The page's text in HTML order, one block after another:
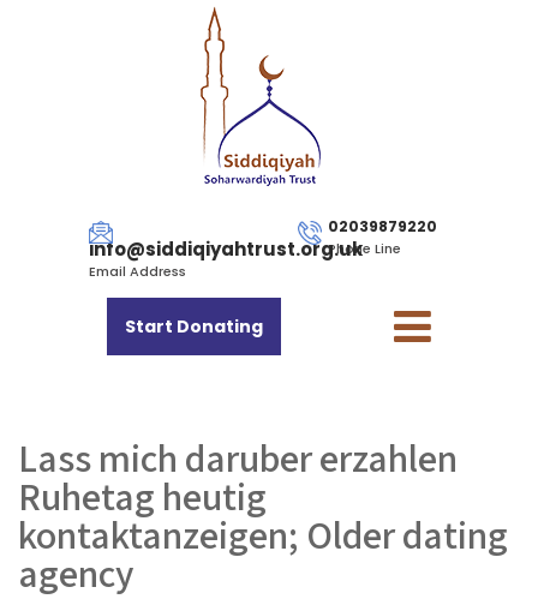
info@siddiqiyahtrust.org.uk
Email Address
02039879220
Phone Line
Start Donating
Lass mich daruber erzahlen
Ruhetag heutig
kontaktanzeigen; Older dating
agency